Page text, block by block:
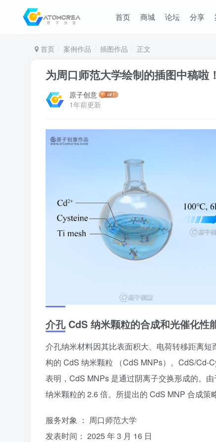
首页 商城 论坛 分享
首页 案例作品 插图作品 正文
为周口师范大学绘制的插图中稿啦！
原子创意
1年前更新
介孔 CdS 纳米颗粒的合成和光催化性
介孔纳米材料因其比表面积大、电荷转移距离
构的 CdS 纳米颗粒 （CdS MNPs）。CdS/Cd-
表明，CdS MNPs 是通过阴离子交换形成的。
纳米颗粒的 2.6 倍。所提出的 CdS MNP 合成策
服务对象 ： 周口师范大学
发表时间： 2025 年 3 月 16 日